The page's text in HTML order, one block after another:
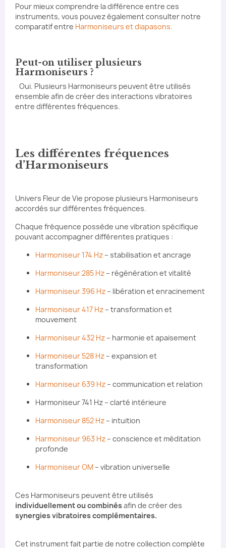
Pour mieux comprendre la différence entre ces
instruments, vous pouvez également consulter notre
comparatif entre Harmoniseurs et diapasons.
Peut-on utiliser plusieurs
Harmoniseurs ?
Oui. Plusieurs Harmoniseurs peuvent être utilisés
ensemble afin de créer des interactions vibratoires
entre différentes fréquences.
Les différentes fréquences
d’Harmoniseurs
Univers Fleur de Vie propose plusieurs Harmoniseurs
accordés sur différentes fréquences.
Chaque fréquence possède une vibration spécifique
pouvant accompagner différentes pratiques :
Harmoniseur 174 Hz – stabilisation et ancrage
Harmoniseur 285 Hz – régénération et vitalité
Harmoniseur 396 Hz – libération et enracinement
Harmoniseur 417 Hz – transformation et
mouvement
Harmoniseur 432 Hz – harmonie et apaisement
Harmoniseur 528 Hz – expansion et
transformation
Harmoniseur 639 Hz – communication et relation
Harmoniseur 741 Hz – clarté intérieure
Harmoniseur 852 Hz – intuition
Harmoniseur 963 Hz – conscience et méditation
profonde
Harmoniseur OM – vibration universelle
Ces Harmoniseurs peuvent être utilisés
individuellement ou combinésafin de créer des
synergies vibratoires complémentaires.
Cet instrument fait partie de notre collection complète